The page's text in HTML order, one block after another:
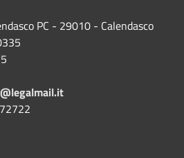
PC - 29010 - Calendasco